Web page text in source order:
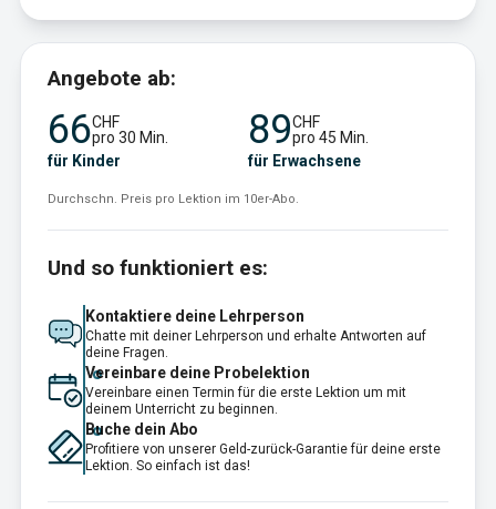
Angebote ab:
66CHF
pro 30 Min.
für Kinder
89CHF
pro 45 Min.
für Erwachsene
Durchschn. Preis pro Lektion im 10er-Abo.
Und so funktioniert es:
Kontaktiere deine Lehrperson
Chatte mit deiner Lehrperson und erhalte Antworten auf
deine Fragen.
Vereinbare deine Probelektion
Vereinbare einen Termin für die erste Lektion um mit
deinem Unterricht zu beginnen.
Buche dein Abo
Profitiere von unserer Geld-zurück-Garantie für deine erste
Lektion. So einfach ist das!